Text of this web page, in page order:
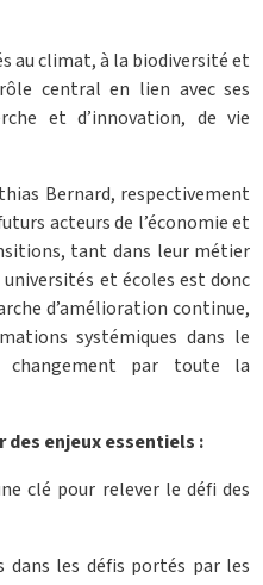
au climat, à la biodiversité et
central en lien avec ses
et d’innovation, de vie
Bernard, respectivement
acteurs de l’économie et
tant dans leur métier
et écoles est donc
d’amélioration continue,
systémiques dans le
changement par toute la
des enjeux essentiels :
clé pour relever le défi des
dans les défis portés par les